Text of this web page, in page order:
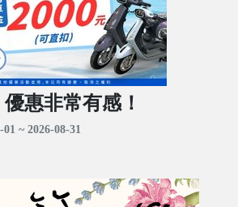
惠非常有感！
~ 2026-08-31